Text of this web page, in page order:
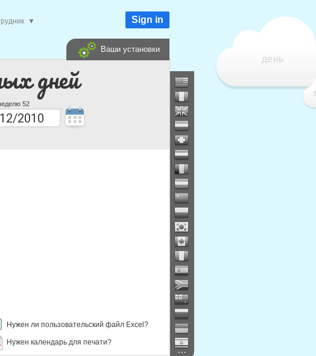
дней
52
Нужен ли пользовательский файл Excel?
Нужен календарь для печати?
день
▼ Sign in
Ваши установки
...